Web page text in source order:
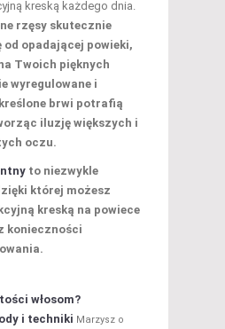
kreską każdego dnia.
rzęsy skutecznie
od opadającej powieki,
Twoich pięknych
wyregulowane i
brwi potrafią
iluzję większych i
oczu.
to niezwykle
której możesz
kreską na powiece
konieczności
włosom?
i techniki Marzysz o